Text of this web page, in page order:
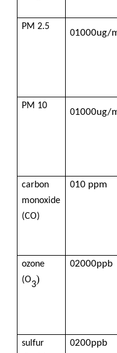
Máy phát hiện PM2,5
Cảm biến vật chất
Hệ thống giám sát
Máy phát hiện ion âm
Dòng Sản Phẩm
PM 2.5
01000ug/
PM 10
01000ug/
carbon
monoxide
(CO)
010 ppm
ozone
(O
3
)
02000ppb
sulfur
0200ppb